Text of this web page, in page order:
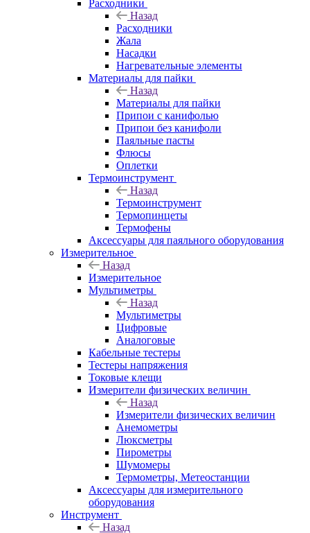
Расходники
Назад
Расходники
Жала
Насадки
Нагревательные элементы
Материалы для пайки
Назад
Материалы для пайки
Припои с канифолью
Припои без канифоли
Паяльные пасты
Флюсы
Оплетки
Термоинструмент
Назад
Термоинструмент
Термопинцеты
Термофены
Аксессуары для паяльного оборудования
Измерительное
Назад
Измерительное
Мультиметры
Назад
Мультиметры
Цифровые
Аналоговые
Кабельные тестеры
Тестеры напряжения
Токовые клещи
Измерители физических величин
Назад
Измерители физических величин
Анемометры
Люксметры
Пирометры
Шумомеры
Термометры, Метеостанции
Аксессуары для измерительного
оборудования
Инструмент
Назад